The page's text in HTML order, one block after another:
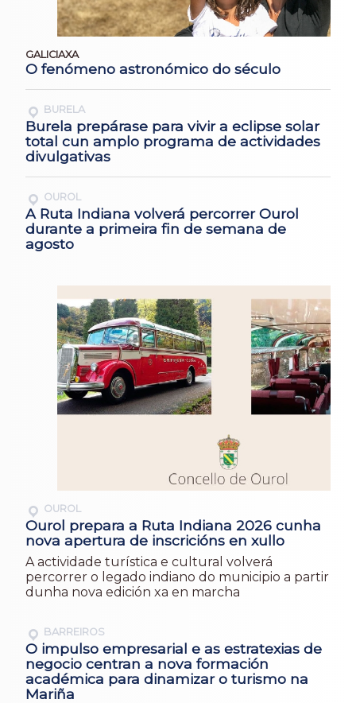
GALICIAXA
O fenómeno astronómico do século
BURELA
Burela prepárase para vivir a eclipse solar
total cun amplo programa de actividades
divulgativas
OUROL
A Ruta Indiana volverá percorrer Ourol
durante a primeira fin de semana de
agosto
OUROL
Ourol prepara a Ruta Indiana 2026 cunha
nova apertura de inscricións en xullo
A actividade turística e cultural volverá
percorrer o legado indiano do municipio a partir
dunha nova edición xa en marcha
BARREIROS
O impulso empresarial e as estratexias de
negocio centran a nova formación
académica para dinamizar o turismo na
Mariña